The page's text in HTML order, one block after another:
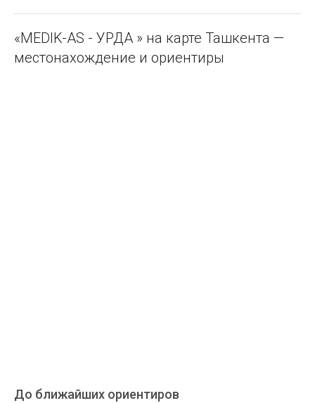
«MEDIK-AS - УРДА » на карте Ташкента —
местонахождение и ориентиры
До ближайших ориентиров